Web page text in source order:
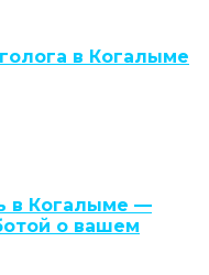
в Когалыме
в Когалыме —
о вашем